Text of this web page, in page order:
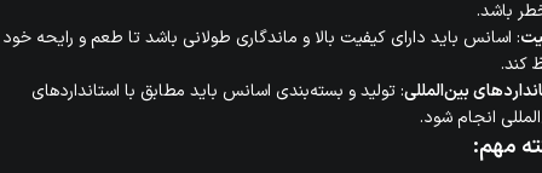
باشد.
: اسانس باید دارای کیفیت بالا و ماندگاری طولانی باشد تا طعم و رایحه خود
کند.
بین‌المللی: تولید و بسته‌بندی اسانس باید مطابق با استانداردهای
انجام شود.
مهم: